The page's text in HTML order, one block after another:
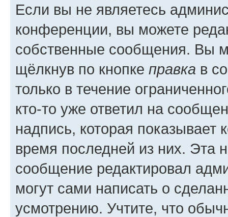
Если вы не являетесь
конференции, вы можете
собственные сообщения. Вы
щёлкнув по кнопке правка в
только в течение
кто-то уже ответил на
надпись, которая показывает
время последней из них. Эта
сообщение редактировал
могут сами написать о
усмотрению. Учтите, что